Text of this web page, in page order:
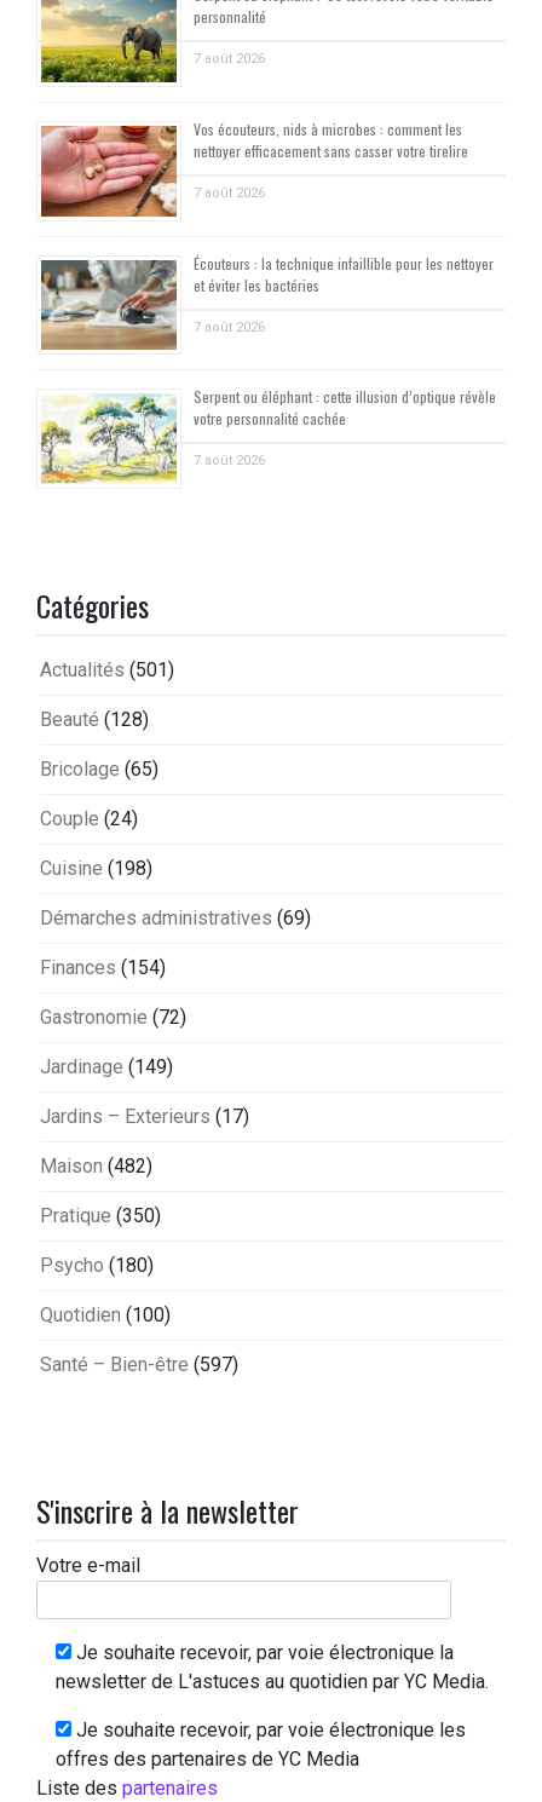
personnalité
7 août 2026
Vos écouteurs, nids à microbes : comment les
nettoyer efficacement sans casser votre tirelire
7 août 2026
Écouteurs : la technique infaillible pour les nettoyer
et éviter les bactéries
7 août 2026
Serpent ou éléphant : cette illusion d’optique révèle
votre personnalité cachée
7 août 2026
Catégories
Actualités (501)
Beauté (128)
Bricolage (65)
Couple (24)
Cuisine (198)
Démarches administratives (69)
Finances (154)
Gastronomie (72)
Jardinage (149)
Jardins – Exterieurs (17)
Maison (482)
Pratique (350)
Psycho (180)
Quotidien (100)
Santé – Bien-être (597)
S'inscrire à la newsletter
Votre e-mail
Je souhaite recevoir, par voie électronique la
newsletter de L'astuces au quotidien par YC Media.
Je souhaite recevoir, par voie électronique les
offres des partenaires de YC Media
Liste des partenaires